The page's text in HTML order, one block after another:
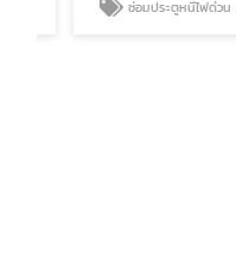
ซ่อมประตูหนีไฟด่วน